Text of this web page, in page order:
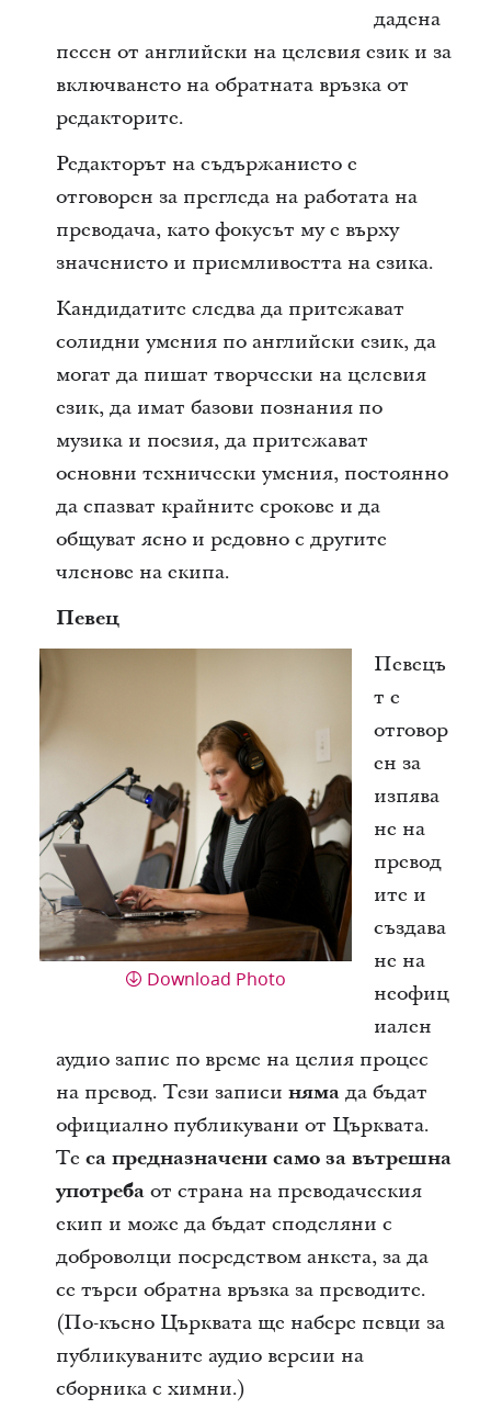
дадена
песен от английски на целевия език и за
включването на обратната връзка от
редакторите.
Редакторът на съдържанието е
отговорен за прегледа на работата на
преводача, като фокусът му е върху
значението и приемливостта на езика.
Кандидатите следва да притежават
солидни умения по английски език, да
могат да пишат творчески на целевия
език, да имат базови познания по
музика и поезия, да притежават
основни технически умения, постоянно
да спазват крайните срокове и да
общуват ясно и редовно с другите
членове на екипа.
Певец
Download Photo
Певецъ
т е
отговор
ен за
изпява
не на
превод
ите и
създава
не на
неофиц
иален
аудио запис по време на целия процес
на превод. Тези записи нямада бъдат
официално публикувани от Църквата.
Те са предназначени само за вътрешна
употреба от страна на преводаческия
екип и може да бъдат споделяни с
доброволци посредством анкета, за да
се търси обратна връзка за преводите.
(По-късно Църквата ще набере певци за
публикуваните аудио версии на
сборника с химни.)